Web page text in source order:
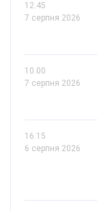
12.45
7 серпня 2026
10.00
7 серпня 2026
16.15
6 серпня 2026